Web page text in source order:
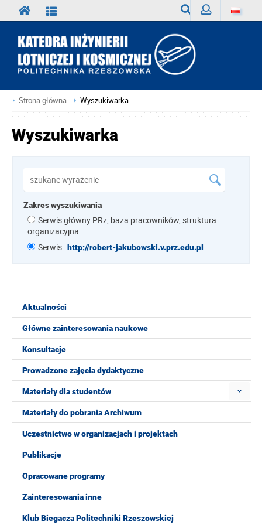
Strona główna Wyszukiwarka
Aktualności
Główne zainteresowania naukowe
Konsultacje
Prowadzone zajęcia dydaktyczne
Materiały dla studentów
Materiały do pobrania Archiwum
Uczestnictwo w organizacjach i projektach
Publikacje
Opracowane programy
Zainteresowania inne
Klub Biegacza Politechniki Rzeszowskiej
Wyszukiwarka
Zakres wyszukiwania
Serwis główny PRz, baza pracowników, struktura
organizacyjna
Serwis : http://robert-jakubowski.v.prz.edu.pl